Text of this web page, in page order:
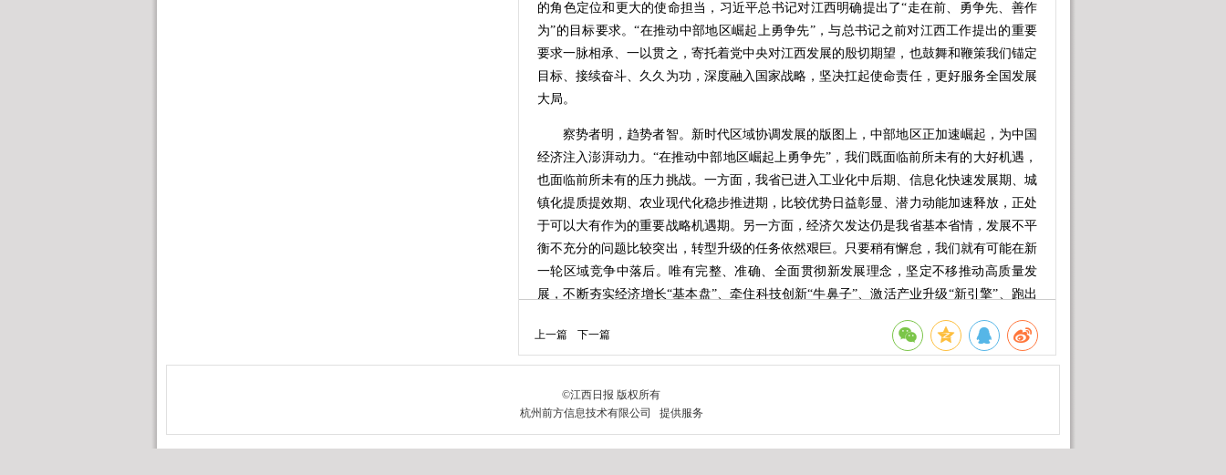
的角色定位和更大的使命担当，习近平总书记对江西明确提出了“走在前、勇争先、善作
为”的目标要求。“在推动中部地区崛起上勇争先”，与总书记之前对江西工作提出的重要
要求一脉相承、一以贯之，寄托着党中央对江西发展的殷切期望，也鼓舞和鞭策我们锚定
目标、接续奋斗、久久为功，深度融入国家战略，坚决扛起使命责任，更好服务全国发展
大局。
察势者明，趋势者智。新时代区域协调发展的版图上，中部地区正加速崛起，为中国
经济注入澎湃动力。“在推动中部地区崛起上勇争先”，我们既面临前所未有的大好机遇，
也面临前所未有的压力挑战。一方面，我省已进入工业化中后期、信息化快速发展期、城
镇化提质提效期、农业现代化稳步推进期，比较优势日益彰显、潜力动能加速释放，正处
于可以大有作为的重要战略机遇期。另一方面，经济欠发达仍是我省基本省情，发展不平
衡不充分的问题比较突出，转型升级的任务依然艰巨。只要稍有懈怠，我们就有可能在新
一轮区域竞争中落后。唯有完整、准确、全面贯彻新发展理念，坚定不移推动高质量发
展，不断夯实经济增长“基本盘”、牵住科技创新“牛鼻子”、激活产业升级“新引擎”、跑出
绿色转型“加速度”，才能在推动中部地区崛起中展现更大作为、赢得应有地位。
百舸争流，奋楫者先。面对“潮涌中部千帆竞”的发展态势，我们必须树立“等不起”的
干。眼界决定境界，格局决定结局。我们要心怀“国之大者”，在大局中定位、在大势中定
向，以更宽的视野、更大的格局、更高的标准谋划推进中部地区崛起各项工作，勇于“向
上一篇 下一篇